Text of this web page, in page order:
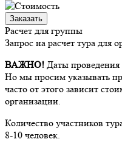
Заказать
Расчет для группы
Запрос на расчет тура для
ВАЖНО! Даты
Но мы просим указывать
часто от этого зависит
организации.
Количество участников
8-10 человек.